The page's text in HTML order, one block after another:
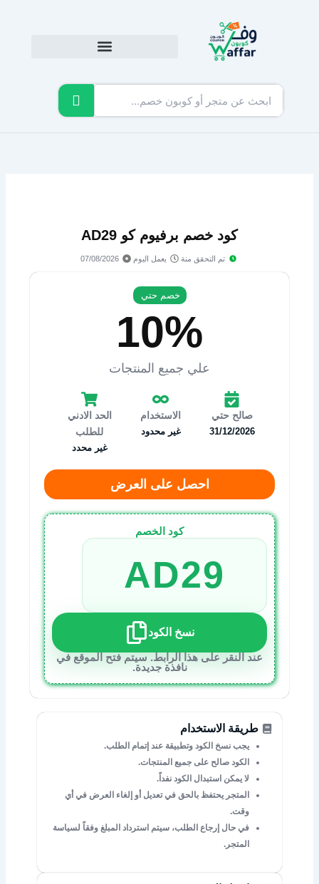
كود خصم برفيوم كو AD29
تم التحقق منة يعمل اليوم 07/08/2026
خصم حتي
10%
علي جميع المنتجات
صالح حتي
31/12/2026
الاستخدام
غير محدود
الحد الادني
للطلب
غير محدد
احصل على العرض
كود الخصم
AD29
نسخ الكود
عند النقر على هذا الرابط. سيتم فتح الموقع في
نافذة جديدة.
طريقة الاستخدام
يجب نسخ الكود وتطبيقة عند إتمام الطلب.
الكود صالح على جميع المنتجات.
لا يمكن استبدال الكود نفداً.
المتجر يحتفظ بالحق في تعديل أو إلغاء العرض في أي
وقت.
في حال إرجاع الطلب، سيتم استرداد المبلغ وفقاً لسياسة
المتجر.